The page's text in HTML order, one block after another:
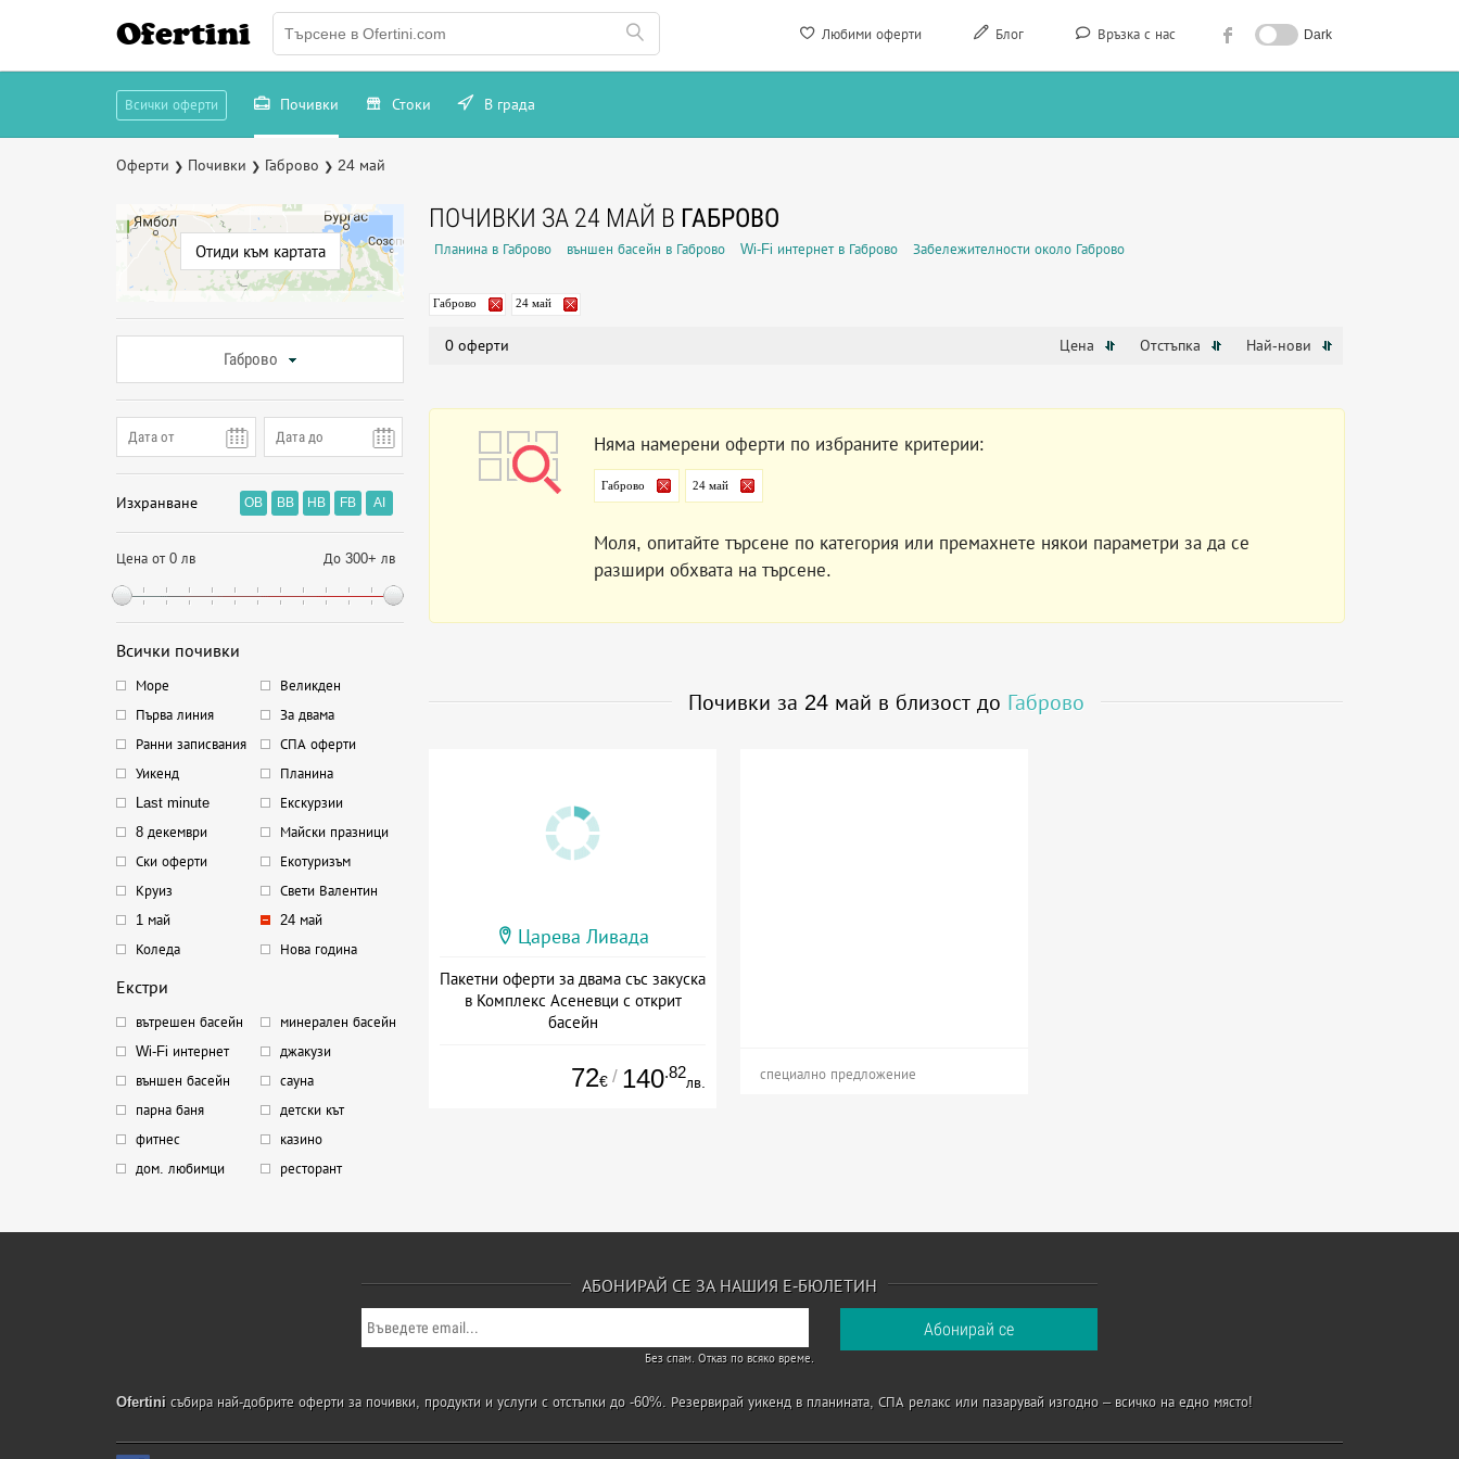
Любими оферти Блог Връзка с нас Dark
Ofertini
Всички оферти Почивки Стоки В града
Оферти ❯ Почивки ❯ Габрово ❯ 24 май
Отиди към картата
Габрово
Изхранване OB BB HB FB AI
Цена от 0 лв До 300+ лв
Всички почивки
Море
Великден
Първа линия
За двама
Ранни записвания
СПА оферти
Уикенд
Планина
Last minute
Екскурзии
8 декември
Майски празници
Ски оферти
Екотуризъм
Круиз
Свети Валентин
1 май
24 май
Коледа
Нова година
Екстри
вътрешен басейн
минерален басейн
Wi-Fi интернет
джакузи
външен басейн
сауна
парна баня
детски кът
фитнес
казино
дом. любимци
ресторант
ПОЧИВКИ ЗА 24 МАЙ В ГАБРОВО
Планина в Габрово външен басейн в Габрово Wi-Fi интернет в Габрово Забележителности около Габрово
Габрово 24 май
0 оферти Цена Отстъпка Най-нови
Няма намерени оферти по избраните критерии:
Габрово 24 май
Моля, опитайте търсене по категория или премахнете някои параметри за да се
разшири обхвата на търсене.
Почивки за 24 май в близост до Габрово
Царева Ливада
Пакетни оферти за двама със закуска
в Комплекс Асеневци с открит
басейн
72€ / 140.82
лв. специално предложение
АБОНИРАЙ СЕ ЗА НАШИЯ Е-БЮЛЕТИН
Без спам. Отказ по всяко време.
Ofertini събира най-добрите оферти за почивки, продукти и услуги с отстъпки до -60%. Резервирай уикенд в планината, СПА релакс или пазарувай изгодно – всичко на едно място!